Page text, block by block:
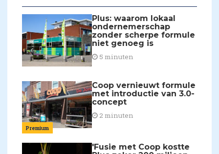
Plus: waarom lokaal
ondernemerschap
zonder scherpe formule
niet genoeg is
5 minuten
Premium
Coop vernieuwt formule
met introductie van 3.0-
concept
2 minuten
'Fusie met Coop kostte